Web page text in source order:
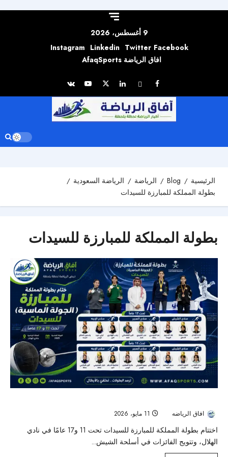
9 أغسطس، 2026
Facebook
Twitter
Linkedin
Instagram
افاق الرياضة AfaqSports
الرئيسية Blog الرياضة
الرياضة السعودية
بطولة المملكة للمبارزة للسيدات
بطولة المملكة للمبارزة للسيدات
افاق الرياضه
اختتام بطولة المملكة للمبارزة للسيدات تحت 11 و17 عامًا في نادي
الهلال، وتتويج الفائزات في أسلحة الشيش...